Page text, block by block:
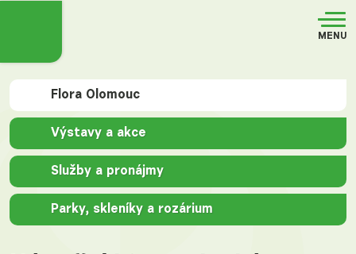
MENU
Flora Olomouc
Výstavy a akce
Služby a pronájmy
Parky, skleníky a rozárium